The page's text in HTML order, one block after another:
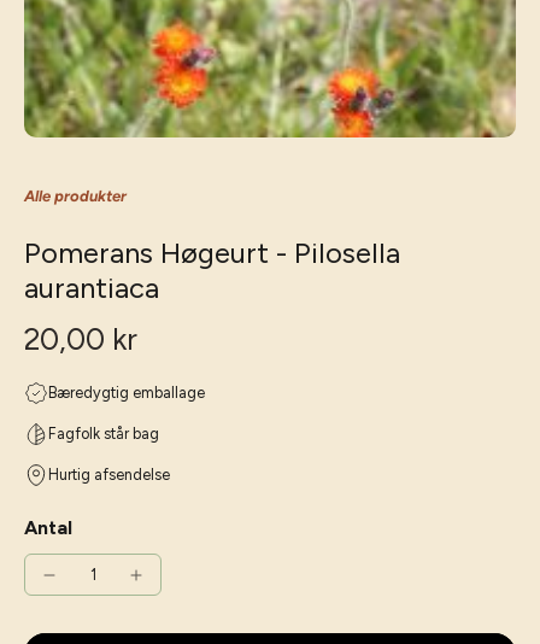
Alle produkter
Pomerans Høgeurt - Pilosella
aurantiaca
20,00 kr
Bæredygtig emballage
Fagfolk står bag
Hurtig afsendelse
Antal